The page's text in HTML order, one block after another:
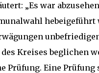
„Es war
hebeigeführt
Kreises beglichen
Prüfung. Eine Prüfung